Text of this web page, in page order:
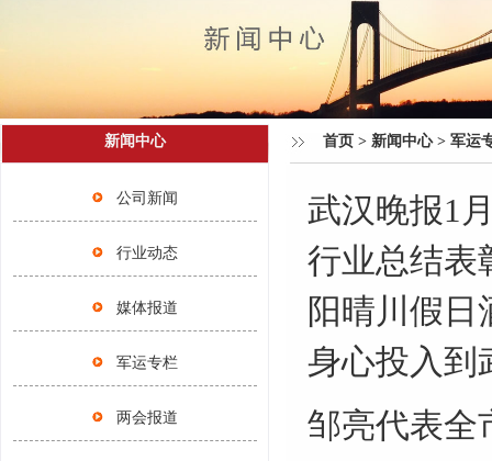
新闻中心
公司新闻
行业动态
媒体报道
军运专栏
两会报道
首页 > 新闻中心> 军运
武汉晚报1
行业总结表
阳晴川假日
身心投入到
邹亮代表全